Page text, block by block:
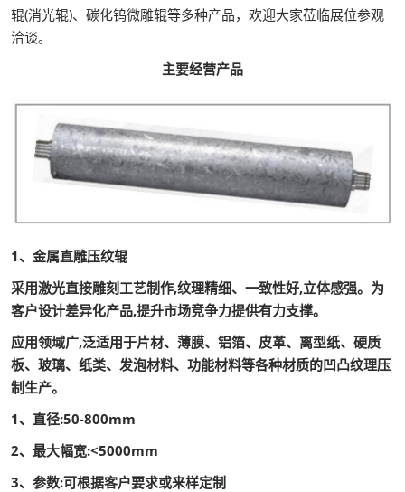
辊(消光辊)、碳化钨微雕辊等多种产品，欢迎大家莅临展位参观
洽谈。
主要经营产品
1、金属直雕压纹辊
采用激光直接雕刻工艺制作,纹理精细、一致性好,立体感强。为
客户设计差异化产品,提升市场竞争力提供有力支撑。
应用领域广,泛适用于片材、薄膜、铝箔、皮革、离型纸、硬质
板、玻璃、纸类、发泡材料、功能材料等各种材质的凹凸纹理压
制生产。
1、直径:50-800mm
2、最大幅宽:<5000mm
3、参数:可根据客户要求或来样定制